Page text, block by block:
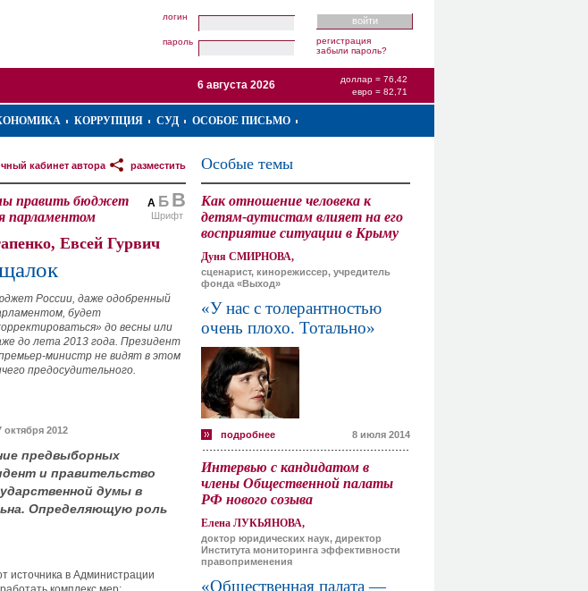
логин
пароль
регистрация
забыли пароль?
доллар = 76,42
евро = 82,71
6 августа 2026
КОРРУПЦИЯ СУД ОСОБОЕ ПИСЬМО
разместить
кабинет автора
А Б В
Шрифт
править бюджет
парламентом
Евсей Гурвич
России, даже одобренный
будет
до весны или
до лета 2013 года. Президент
министр не видят в этом
предосудительного.
октября 2012
предвыборных
и правительство
думы в
Определяющую роль
источника в Администрации
Особые темы
Как отношение человека к
детям-аутистам влияет на его
восприятие ситуации в Крыму
Дуня СМИРНОВА,
сценарист, кинорежиссер, учредитель
фонда «Выход»
«У нас с толерантностью
очень плохо. Тотально»
подробнее 8 июля 2014
Интервью с кандидатом в
члены Общественной палаты
РФ нового созыва
Елена ЛУКЬЯНОВА,
доктор юридических наук, директор
Института мониторинга эффективности
правоприменения
«Общественная палата —